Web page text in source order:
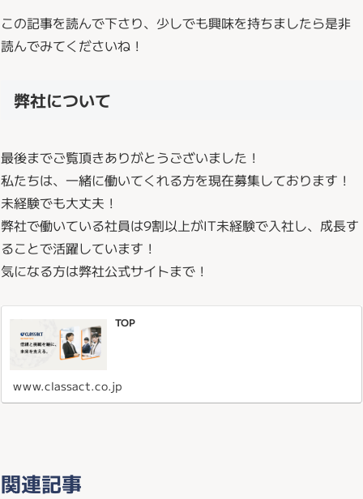
この記事を読んで下さり、少しでも興味を持ちましたら是非
読んでみてくださいね！
弊社について
最後までご覧頂きありがとうございました！
私たちは、一緒に働いてくれる方を現在募集しております！
未経験でも大丈夫！
弊社で働いている社員は9割以上がIT未経験で入社し、成長す
ることで活躍しています！
気になる方は弊社公式サイトまで！
TOP
www.classact.co.jp
関連記事